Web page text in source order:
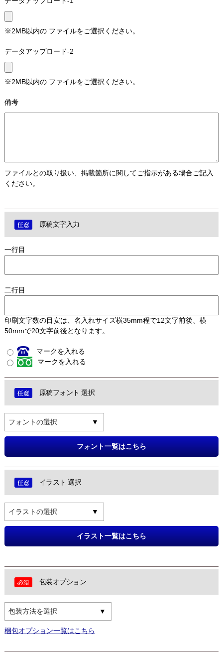
※2MB以内の ファイルをご選択ください。
データアップロード-2
※2MB以内の ファイルをご選択ください。
備考
ファイルとの取り扱い、掲載箇所に関してご指示がある場合ご記入
ください。
原稿文字入力
一行目
二行目
印刷文字数の目安は、名入れサイズ横35mm程で12文字前後、横
50mmで20文字前後となります。
マークを入れる
マークを入れる
原稿フォント 選択
フォントの選択
フォント一覧はこちら
イラスト 選択
イラストの選択
イラスト一覧はこちら
包装オプション
包装方法を選択
梱包オプション一覧はこちら